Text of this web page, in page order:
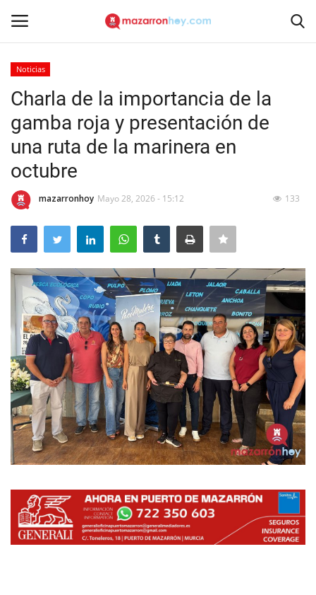
Inicio
Contacto
Noticias
Mazarrón Hoy
Entrevistas
Reportajes
Empresas
Mapa de Mazarrón
Vídeos
Galerías
Contacto
Empresas
Noticias
Charla de la importancia de la
gamba roja y presentación de
una ruta de la marinera en
octubre
mazarronhoy Mayo 28, 2026 - 15:12 133